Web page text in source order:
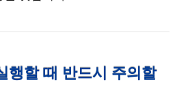
행할 때 반드시 주의할